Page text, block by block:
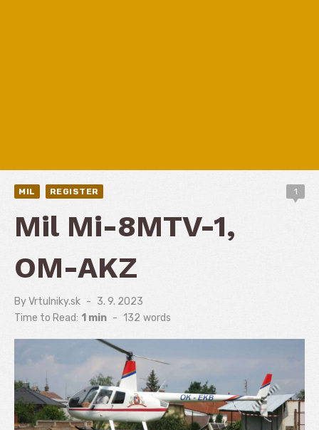
MIL REGISTER 1
Mil Mi-8MTV-1,
OM-AKZ
ByVrtulniky.sk
Posted
on
3. 9. 2023
Time to Read: 1 min - 132 words